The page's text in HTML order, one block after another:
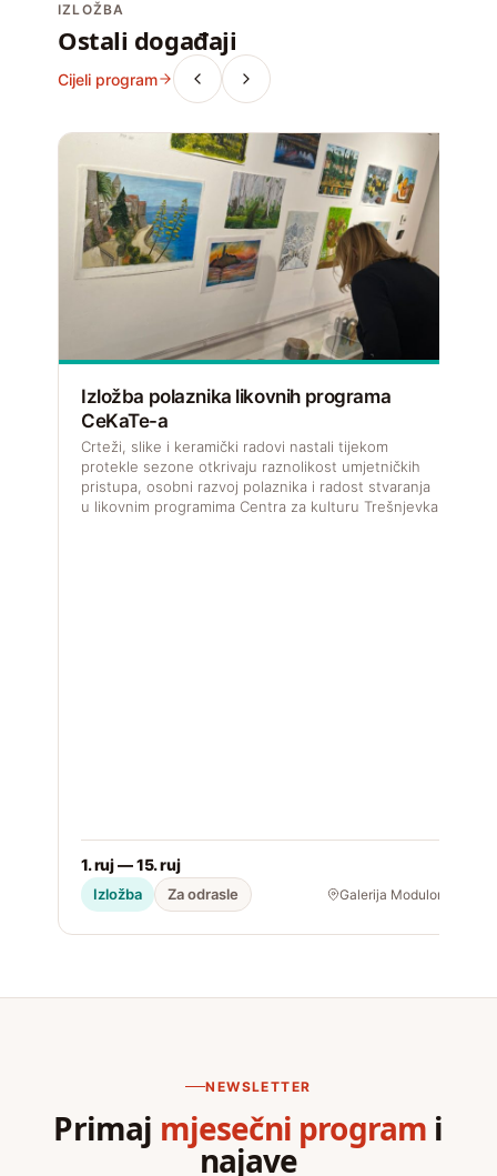
IZLOŽBA
Ostali događaji
Cijeli program
Izložba polaznika likovnih programa
CeKaTe-a
Crteži, slike i keramički radovi nastali tijekom
protekle sezone otkrivaju raznolikost umjetničkih
pristupa, osobni razvoj polaznika i radost stvaranja
u likovnim programima Centra za kulturu Trešnjevka.
1. ruj — 15. ruj
Izložba Za odrasle Galerija Modulor
NEWSLETTER
Primaj mjesečni program i
najave